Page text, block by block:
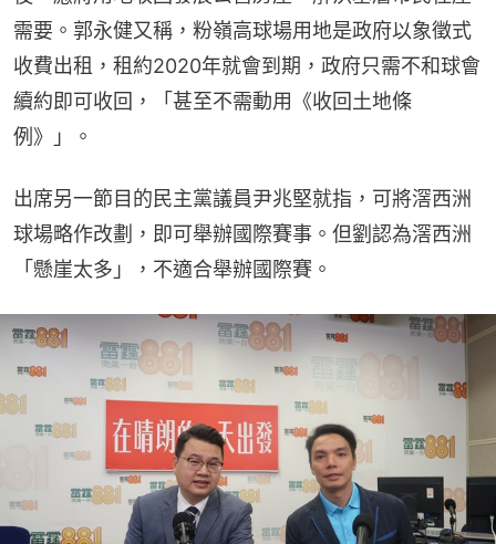
需要。郭永健又稱，粉嶺高球場用地是政府以象徵式
收費出租，租約2020年就會到期，政府只需不和球會
續約即可收回，「甚至不需動用《收回土地條
例》」。
出席另一節目的民主黨議員尹兆堅就指，可將滘西洲
球場略作改劃，即可舉辦國際賽事。但劉認為滘西洲
「懸崖太多」，不適合舉辦國際賽。